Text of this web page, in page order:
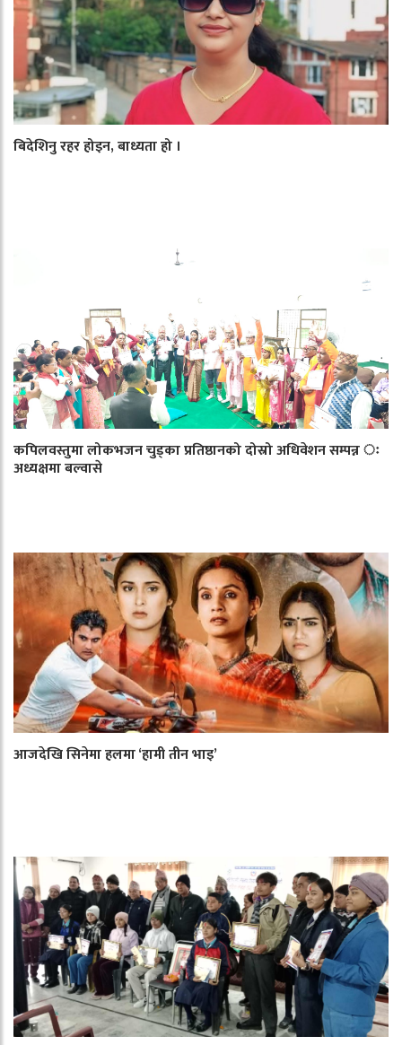
बिदेशिनु रहर होइन, बाध्यता हो ।
कपिलवस्तुमा लोकभजन चुड्का प्रतिष्ठानको दोस्रो अधिवेशन सम्पन्न ः
अध्यक्षमा बल्वासे
आजदेखि सिनेमा हलमा ‘हामी तीन भाइ’